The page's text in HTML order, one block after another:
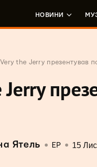
НОВИНИ
Very the Jerry презентував
Ятель EP 15